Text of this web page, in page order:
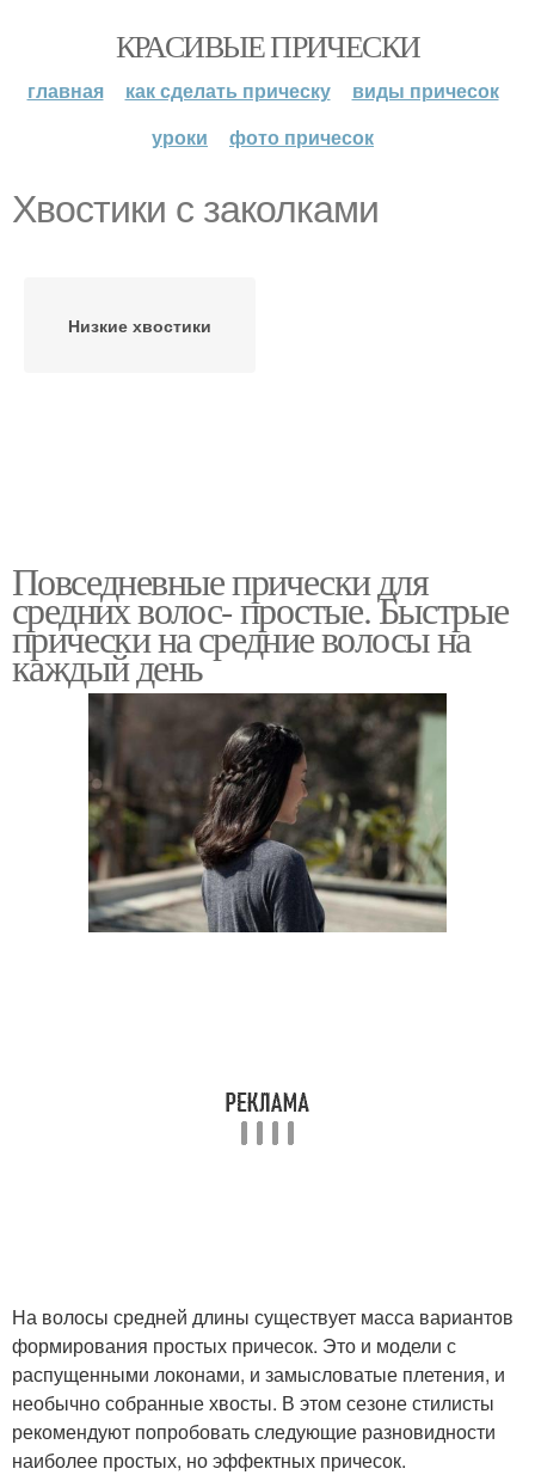
КРАСИВЫЕ ПРИЧЕСКИ
главная как сделать прическу
виды причесок
уроки
фото причесок
Хвостики с заколками
Низкие хвостики
Повседневные прически для
средних волос- простые. Быстрые
прически на средние волосы на
каждый день
На волосы средней длины существует масса вариантов
формирования простых причесок. Это и модели с
распущенными локонами, и замысловатые плетения, и
необычно собранные хвосты. В этом сезоне стилисты
рекомендуют попробовать следующие разновидности
наиболее простых, но эффектных причесок.